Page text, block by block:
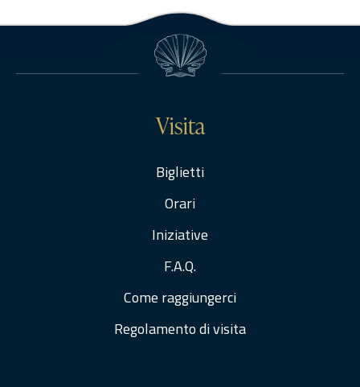
Visita
Biglietti
Orari
Iniziative
F.A.Q.
Come raggiungerci
Regolamento di visita